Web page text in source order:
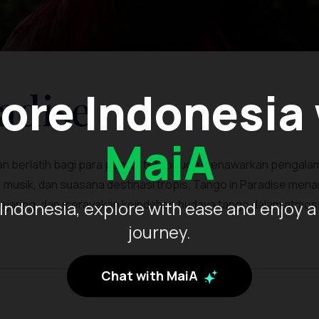
MaiA
explore with ease and enjoy
journey.
Chat with MaiA
berlatih bagi para penari, tetapi juga menawarkan
dan suasana destinasi tropis. Tango in Paradise
dan merayakan keindahan budaya tango dalam